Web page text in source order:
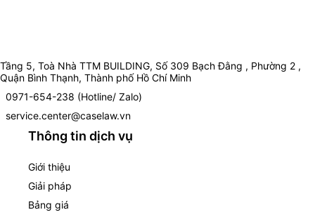
Tầng 5, Toà Nhà TTM BUILDING, Số 309 Bạch Đằng , Phường 2 ,
Quận Bình Thạnh, Thành phố Hồ Chí Minh
0971-654-238 (Hotline/ Zalo)
service.center@caselaw.vn
Thông tin dịch vụ
Giới thiệu
Giải pháp
Bảng giá